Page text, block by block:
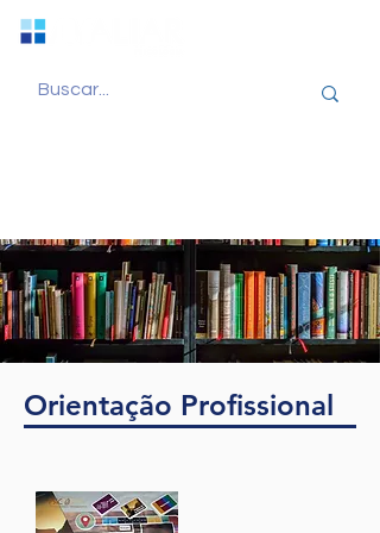
Orientação Profissional